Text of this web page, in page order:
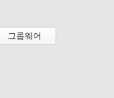
그룹웨어